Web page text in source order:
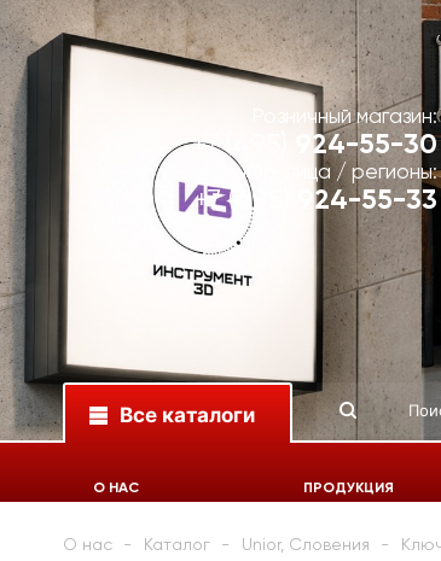
Розничный магазин:
+7 (495) 924-55-30
Юр. лица / регионы:
+7 (495) 924-55-33
Все каталоги
О НАС ПРОДУКЦИЯ
О нас Каталог Unior, Словения